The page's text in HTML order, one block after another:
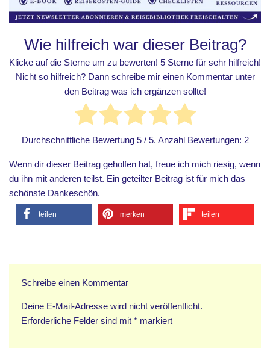
Wie hilfreich war dieser Beitrag?
Klicke auf die Sterne um zu bewerten! 5 Sterne für sehr hilfreich!
Nicht so hilfreich? Dann schreibe mir einen Kommentar unter
den Beitrag was ich ergänzen sollte!
Durchschnittliche Bewertung 5/ 5. Anzahl Bewertungen: 2
Wenn dir dieser Beitrag geholfen hat, freue ich mich riesig, wenn
du ihn mit anderen teilst. Ein geteilter Beitrag ist für mich das
schönste Dankeschön.
teilen merken teilen
Schreibe einen Kommentar
Deine E-Mail-Adresse wird nicht veröffentlicht.
Erforderliche Felder sind mit * markiert